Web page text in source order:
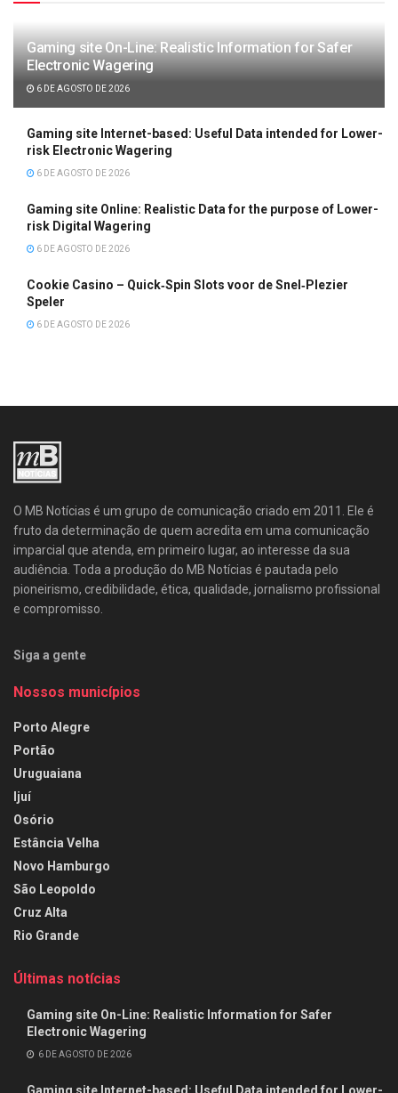
Gaming site On-Line: Realistic Information for Safer
Electronic Wagering
6 DE AGOSTO DE 2026
Gaming site Internet-based: Useful Data intended for Lower-
risk Electronic Wagering
6 DE AGOSTO DE 2026
Gaming site Online: Realistic Data for the purpose of Lower-
risk Digital Wagering
6 DE AGOSTO DE 2026
Cookie Casino – Quick‑Spin Slots voor de Snel‑Plezier
Speler
6 DE AGOSTO DE 2026
O MB Notícias é um grupo de comunicação criado em 2011. Ele é
fruto da determinação de quem acredita em uma comunicação
imparcial que atenda, em primeiro lugar, ao interesse da sua
audiência. Toda a produção do MB Notícias é pautada pelo
pioneirismo, credibilidade, ética, qualidade, jornalismo profissional
e compromisso.
Siga a gente
Nossos municípios
Porto Alegre
Portão
Uruguaiana
Ijuí
Osório
Estância Velha
Novo Hamburgo
São Leopoldo
Cruz Alta
Rio Grande
Últimas notícias
Gaming site On-Line: Realistic Information for Safer
Electronic Wagering
6 DE AGOSTO DE 2026